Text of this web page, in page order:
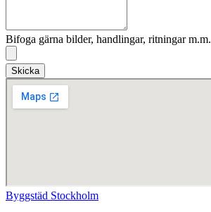
Bifoga gärna bilder, handlingar, ritningar m.m.
Skicka
Byggstäd Stockholm